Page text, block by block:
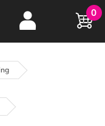
e
15 anni online
0